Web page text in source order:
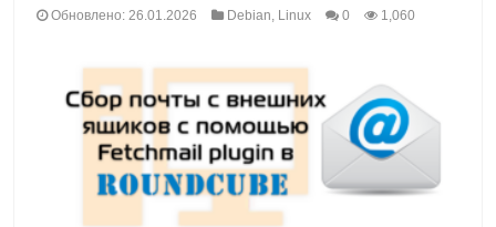
Обновлено: 26.01.2026 Debian, Linux 0 1,060